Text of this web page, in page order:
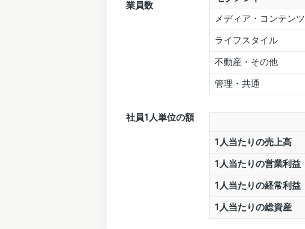
業員数
メディア・コンテンツ
ライフスタイル
不動産・その他
管理・共通
社員1人単位の額
1人当たりの売上高
1人当たりの営業利益
1人当たりの経常利益
1人当たりの総資産